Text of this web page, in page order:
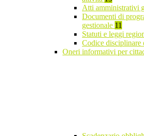
Atti amministrativi
Documenti di
gestionale 11
Statuti e leggi
Codice disciplinare
Oneri informativi per